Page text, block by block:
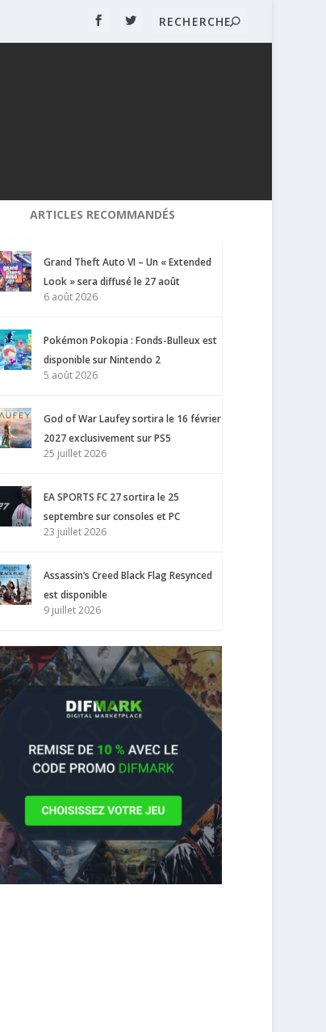
ARTICLES RECOMMANDÉS
Grand Theft Auto VI – Un « Extended
Look » sera diffusé le 27 août
6 août 2026
Pokémon Pokopia : Fonds-Bulleux est
disponible sur Nintendo 2
5 août 2026
God of War Laufey sortira le 16 février
2027 exclusivement sur PS5
25 juillet 2026
EA SPORTS FC 27 sortira le 25
septembre sur consoles et PC
23 juillet 2026
Assassin’s Creed Black Flag Resynced
est disponible
9 juillet 2026